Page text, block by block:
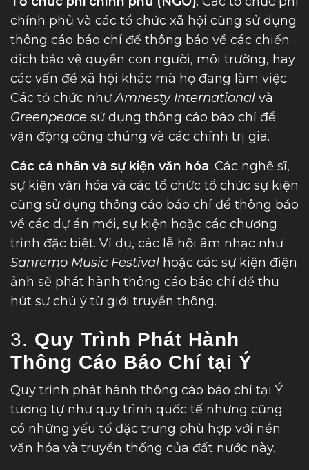
chính phủ và các tổ chức xã hội cũng sử dụng
thông cáo báo chí để thông báo về các chiến
dịch bảo vệ quyền con người, môi trường, hay
các vấn đề xã hội khác mà họ đang làm việc.
Các tổ chức nhưAmnesty International và
Greenpeace sử dụng thông cáo báo chí để
vận động công chúng và các chính trị gia.
Các cá nhân và sự kiện văn hóa: Các nghệ sĩ,
sự kiện văn hóa và các tổ chức tổ chức sự kiện
cũng sử dụng thông cáo báo chí để thông báo
về các dự án mới, sự kiện hoặc các chương
trình đặc biệt. Ví dụ, các lễ hội âm nhạc như
Sanremo Music Festival hoặc các sự kiện điện
ảnh sẽ phát hành thông cáo báo chí để thu
hút sự chú ý từ giới truyền thông.
3. Quy Trình Phát Hành
Thông Cáo Báo Chí tại Ý
Quy trình phát hành thông cáo báo chí tại Ý
tương tự như quy trình quốc tế nhưng cũng
có những yếu tố đặc trưng phù hợp với nền
văn hóa và truyền thống của đất nước này.